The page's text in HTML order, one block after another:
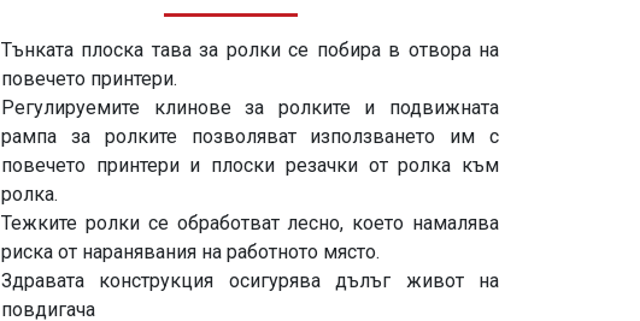
Тънката плоска тава за ролки се побира в отвора на
повечето принтери.
Регулируемите клинове за ролките и подвижната
рампа за ролките позволяват използването им с
повечето принтери и плоски резачки от ролка към
ролка.
Тежките ролки се обработват лесно, което намалява
риска от наранявания на работното място.
Здравата конструкция осигурява дълъг живот на
повдигача